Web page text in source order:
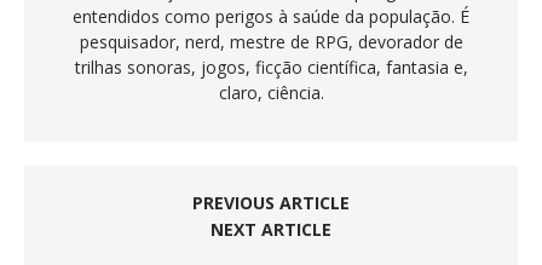
entendidos como perigos à saúde da população. É
pesquisador, nerd, mestre de RPG, devorador de
trilhas sonoras, jogos, ficção científica, fantasia e,
claro, ciência.
PREVIOUS ARTICLE
NEXT ARTICLE